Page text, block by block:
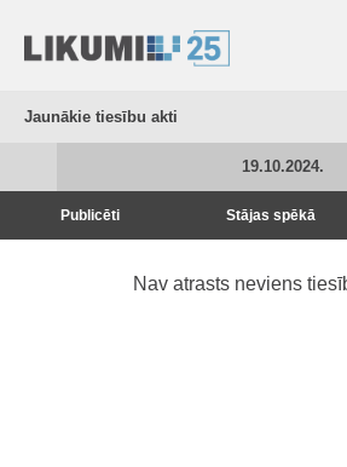
Jaunākie tiesību akti
19.10.2024.
Publicēti Stājas spēkā
Nav atrasts neviens